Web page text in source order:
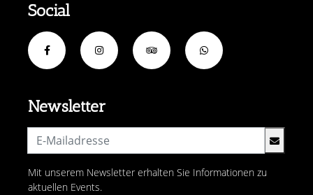
Newsletter
Mit unserem Newsletter erhalten Sie Informationen zu
aktuellen Events.
Social